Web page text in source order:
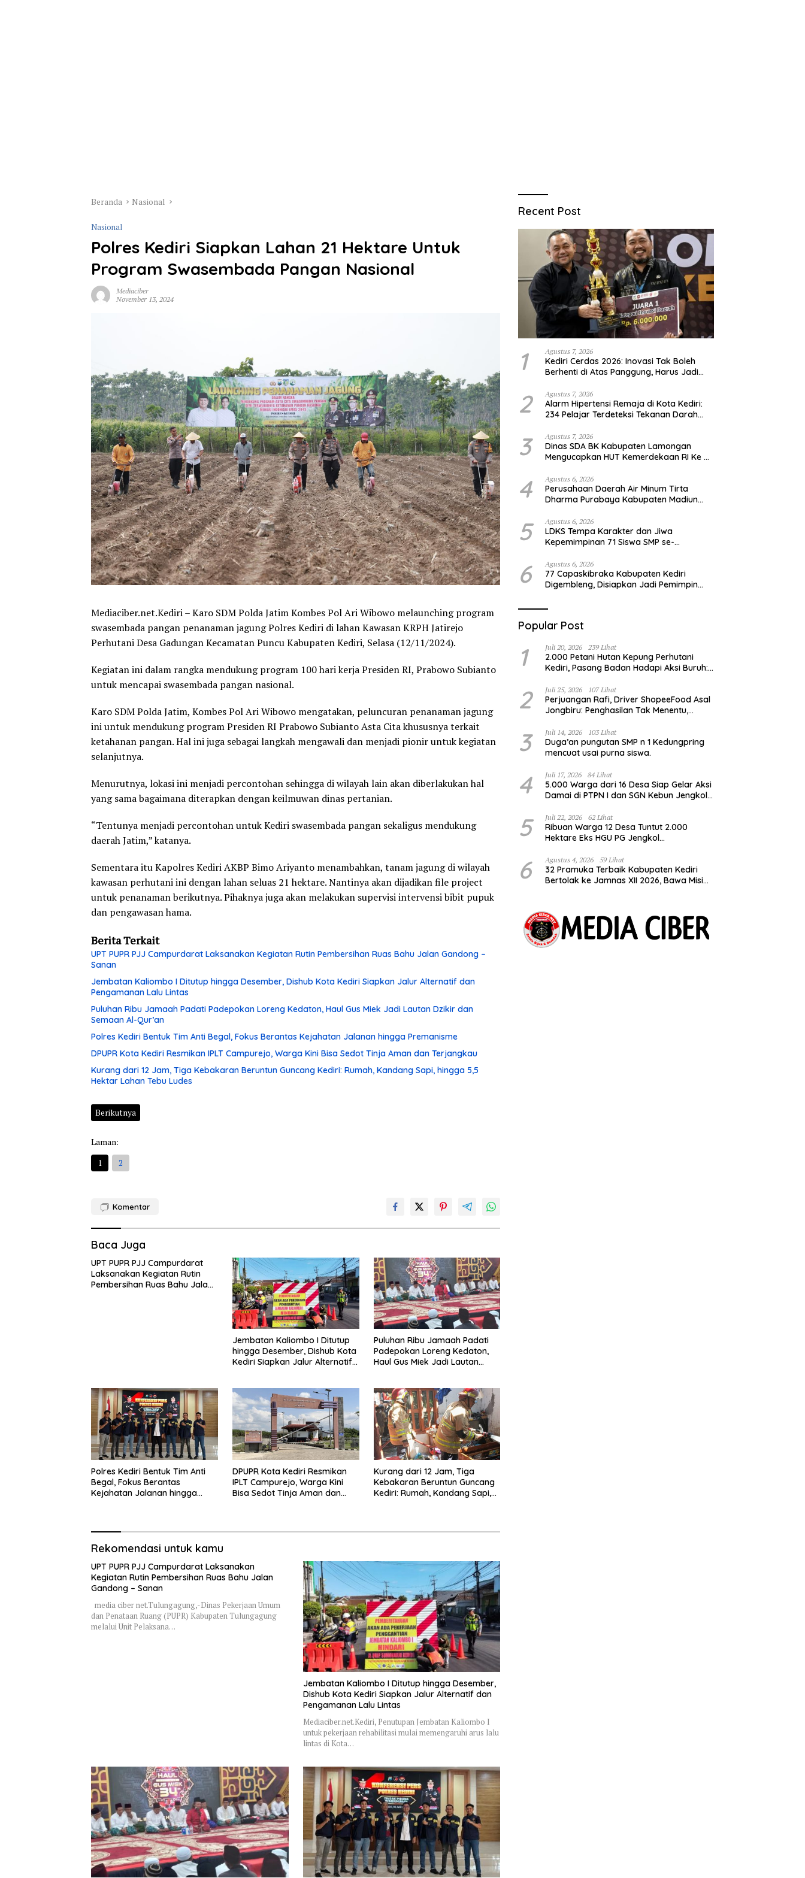
Beranda Nasional
Nasional
Polres Kediri Siapkan Lahan 21 Hektare Untuk
Program Swasembada Pangan Nasional
Mediaciber
November 13, 2024
Mediaciber.net.Kediri – Karo SDM Polda Jatim Kombes Pol Ari Wibowo melaunching program
swasembada pangan penanaman jagung Polres Kediri di lahan Kawasan KRPH Jatirejo
Perhutani Desa Gadungan Kecamatan Puncu Kabupaten Kediri, Selasa (12/11/2024).
Kegiatan ini dalam rangka mendukung program 100 hari kerja Presiden RI, Prabowo Subianto
untuk mencapai swasembada pangan nasional.
Karo SDM Polda Jatim, Kombes Pol Ari Wibowo mengatakan, peluncuran penanaman jagung
ini untuk mendukung program Presiden RI Prabowo Subianto Asta Cita khususnya terkait
ketahanan pangan. Hal ini juga sebagai langkah mengawali dan menjadi pionir untuk kegiatan
selanjutnya.
Menurutnya, lokasi ini menjadi percontohan sehingga di wilayah lain akan diberlakukan hal
yang sama bagaimana diterapkan dengan keilmuwan dinas pertanian.
“Tentunya menjadi percontohan untuk Kediri swasembada pangan sekaligus mendukung
daerah Jatim,” katanya.
Sementara itu Kapolres Kediri AKBP Bimo Ariyanto menambahkan, tanam jagung di wilayah
kawasan perhutani ini dengan lahan seluas 21 hektare. Nantinya akan dijadikan file project
untuk penanaman berikutnya. Pihaknya juga akan melakukan supervisi intervensi bibit pupuk
dan pengawasan hama.
Berita Terkait
UPT PUPR PJJ Campurdarat Laksanakan Kegiatan Rutin Pembersihan Ruas Bahu Jalan Gandong –
Sanan
Jembatan Kaliombo I Ditutup hingga Desember, Dishub Kota Kediri Siapkan Jalur Alternatif dan
Pengamanan Lalu Lintas
Puluhan Ribu Jamaah Padati Padepokan Loreng Kedaton, Haul Gus Miek Jadi Lautan Dzikir dan
Semaan Al-Qur’an
Polres Kediri Bentuk Tim Anti Begal, Fokus Berantas Kejahatan Jalanan hingga Premanisme
DPUPR Kota Kediri Resmikan IPLT Campurejo, Warga Kini Bisa Sedot Tinja Aman dan Terjangkau
Kurang dari 12 Jam, Tiga Kebakaran Beruntun Guncang Kediri: Rumah, Kandang Sapi, hingga 5,5
Hektar Lahan Tebu Ludes
Berikutnya
Laman:
1
2
Komentar
Baca Juga
UPT PUPR PJJ Campurdarat
Laksanakan Kegiatan Rutin
Pembersihan Ruas Bahu Jalan
Jembatan Kaliombo I Ditutup
hingga Desember, Dishub Kota
Kediri Siapkan Jalur Alternatif
Puluhan Ribu Jamaah Padati
Padepokan Loreng Kedaton,
Haul Gus Miek Jadi Lautan
Polres Kediri Bentuk Tim Anti
Begal, Fokus Berantas
Kejahatan Jalanan hingga
DPUPR Kota Kediri Resmikan
IPLT Campurejo, Warga Kini
Bisa Sedot Tinja Aman dan
Kurang dari 12 Jam, Tiga
Kebakaran Beruntun Guncang
Kediri: Rumah, Kandang Sapi,
Rekomendasi untuk kamu
UPT PUPR PJJ Campurdarat Laksanakan
Kegiatan Rutin Pembersihan Ruas Bahu Jalan
Gandong – Sanan
media ciber net.Tulungagung,-Dinas Pekerjaan Umum
dan Penataan Ruang (PUPR) Kabupaten Tulungagung
melalui Unit Pelaksana…
Jembatan Kaliombo I Ditutup hingga Desember,
Dishub Kota Kediri Siapkan Jalur Alternatif dan
Pengamanan Lalu Lintas
Mediaciber.net.Kediri, Penutupan Jembatan Kaliombo I
untuk pekerjaan rehabilitasi mulai memengaruhi arus lalu
lintas di Kota…
Recent Post
1 Agustus 7, 2026
Kediri Cerdas 2026: Inovasi Tak Boleh
Berhenti di Atas Panggung, Harus Jadi
2 Agustus 7, 2026
Alarm Hipertensi Remaja di Kota Kediri:
234 Pelajar Terdeteksi Tekanan Darah
3 Agustus 7, 2026
Dinas SDA BK Kabupaten Lamongan
Mengucapkan HUT Kemerdekaan RI Ke –
4 Agustus 6, 2026
Perusahaan Daerah Air Minum Tirta
Dharma Purabaya Kabupaten Madiun
HUT Kemerdekaan RI Ke – 81
5 Agustus 6, 2026
LDKS Tempa Karakter dan Jiwa
Kepemimpinan 71 Siswa SMP se-
Pemimpin Generasi Emas
6 Agustus 6, 2026
77 Capaskibraka Kabupaten Kediri
Digembleng, Disiapkan Jadi Pemimpin
Merah Putih
Popular Post
1 Juli 20, 2026 239 Lihat
2.000 Petani Hutan Kepung Perhutani
Kediri, Pasang Badan Hadapi Aksi Buruh:
Hutan”
2 Juli 25, 2026 107 Lihat
Perjuangan Rafi, Driver ShopeeFood Asal
Jongbiru: Penghasilan Tak Menentu,
3 Juli 14, 2026 103 Lihat
Duga’an pungutan SMP n 1 Kedungpring
mencuat usai purna siswa.
4 Juli 17, 2026 84 Lihat
5.000 Warga dari 16 Desa Siap Gelar Aksi
Damai di PTPN I dan SGN Kebun Jengkol,
5 Juli 22, 2026 62 Lihat
Ribuan Warga 12 Desa Tuntut 2.000
Hektare Eks HGU PG Jengkol
6 Agustus 4, 2026 59 Lihat
32 Pramuka Terbaik Kabupaten Kediri
Bertolak ke Jamnas XII 2026, Bawa Misi